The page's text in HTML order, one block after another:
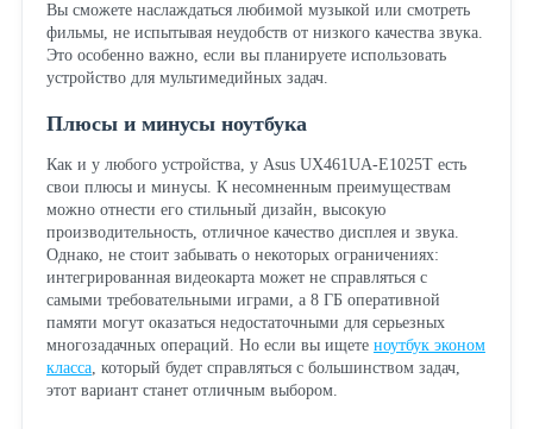
Вы сможете наслаждаться любимой музыкой или смотреть
фильмы, не испытывая неудобств от низкого качества звука.
Это особенно важно, если вы планируете использовать
устройство для мультимедийных задач.
Плюсы и минусы ноутбука
Как и у любого устройства, у Asus UX461UA-E1025T есть
свои плюсы и минусы. К несомненным преимуществам
можно отнести его стильный дизайн, высокую
производительность, отличное качество дисплея и звука.
Однако, не стоит забывать о некоторых ограничениях:
интегрированная видеокарта может не справляться с
самыми требовательными играми, а 8 ГБ оперативной
памяти могут оказаться недостаточными для серьезных
многозадачных операций. Но если вы ищете ноутбук эконом
класса, который будет справляться с большинством задач,
этот вариант станет отличным выбором.